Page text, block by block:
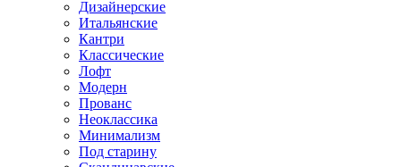
Дизайнерские
Итальянские
Кантри
Классические
Лофт
Модерн
Прованс
Неоклассика
Минимализм
Под старину